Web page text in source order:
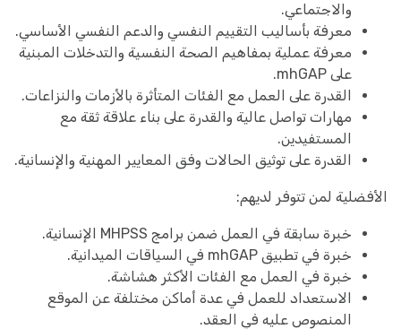
والاجتماعي.
معرفة بأساليب التقييم النفسي والدعم النفسي الأساسي.
معرفة عملية بمفاهيم الصحة النفسية والتدخلات المبنية
على mhGAP.
القدرة على العمل مع الفئات المتأثرة بالأزمات والنزاعات.
مهارات تواصل عالية والقدرة على بناء علاقة ثقة مع
المستفيدين.
القدرة على توثيق الحالات وفق المعايير المهنية والإنسانية.
الأفضلية لمن تتوفر لديهم:
خبرة سابقة في العمل ضمن برامج MHPSS الإنسانية.
خبرة في تطبيق mhGAP في السياقات الميدانية.
خبرة في العمل مع الفئات الأكثر هشاشة.
الاستعداد للعمل في عدة أماكن مختلفة عن الموقع
المنصوص عليه في العقد.